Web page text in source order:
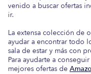
venido a buscar ofertas
ir.
La extensa colección de
ayudar a encontrar todo
sala de estar y más con
Para ayudarte a
mejores ofertas de